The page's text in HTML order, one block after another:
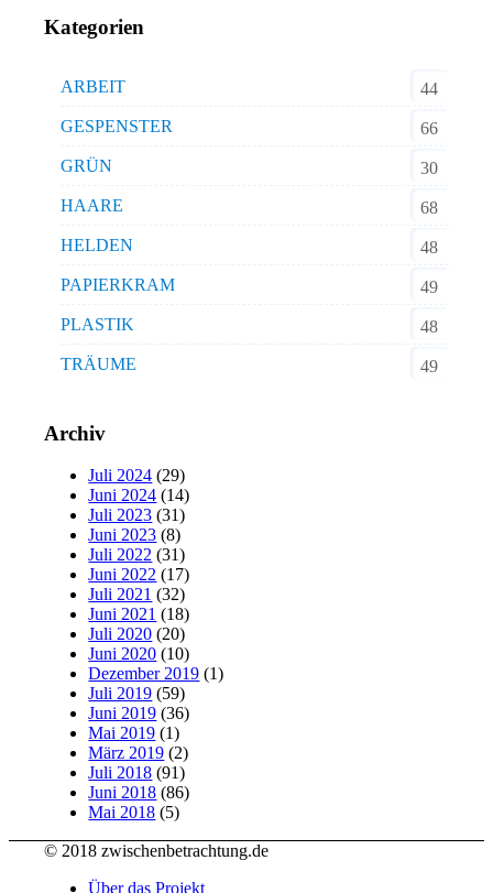
Kategorien
ARBEIT
44
GESPENSTER
66
GRÜN
30
HAARE
68
HELDEN
48
PAPIERKRAM
49
PLASTIK
48
TRÄUME
49
Archiv
Juli 2024 (29)
Juni 2024 (14)
Juli 2023 (31)
Juni 2023 (8)
Juli 2022 (31)
Juni 2022 (17)
Juli 2021 (32)
Juni 2021 (18)
Juli 2020 (20)
Juni 2020 (10)
Dezember 2019 (1)
Juli 2019 (59)
Juni 2019 (36)
Mai 2019 (1)
März 2019 (2)
Juli 2018 (91)
Juni 2018 (86)
Mai 2018 (5)
© 2018 zwischenbetrachtung.de
Über das Projekt